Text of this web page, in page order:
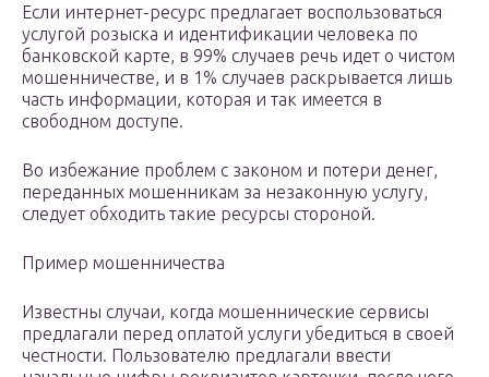
Если интернет-ресурс предлагает воспользоваться
услугой розыска и идентификации человека по
банковской карте, в 99% случаев речь идет о чистом
мошенничестве, и в 1% случаев раскрывается лишь
часть информации, которая и так имеется в
свободном доступе.
Во избежание проблем с законом и потери денег,
переданных мошенникам за незаконную услугу,
следует обходить такие ресурсы стороной.
Пример мошенничества
Известны случаи, когда мошеннические сервисы
предлагали перед оплатой услуги убедиться в своей
честности. Пользователю предлагали ввести